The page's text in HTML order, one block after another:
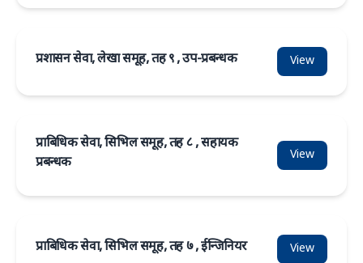
प्रशासन सेवा, लेखा समूह, तह ९ , उप-प्रबन्धक View
प्राबिधिक सेवा, सिभिल समूह, तह ८ , सहायक
प्रबन्धक
View
प्राबिधिक सेवा, सिभिल समूह, तह ७ , ईन्जिनियर View